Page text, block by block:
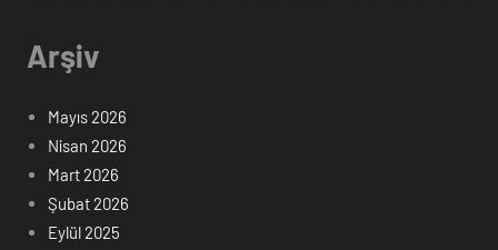
Arşiv
Mayıs 2026
Nisan 2026
Mart 2026
Şubat 2026
Eylül 2025